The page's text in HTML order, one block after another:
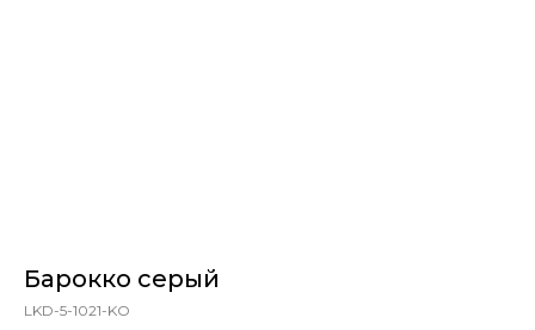
Барокко серый
LKD-5-1021-KO